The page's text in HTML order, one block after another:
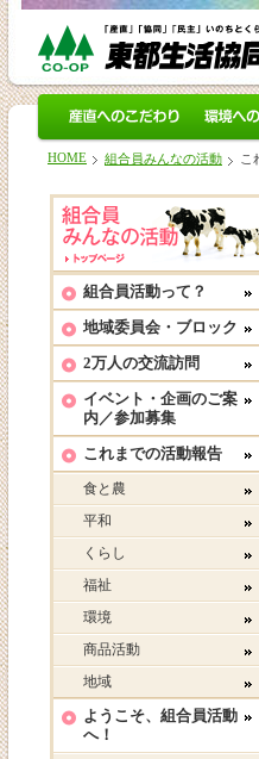
産直へのこだわり 環境への
HOME 組合員みんなの活動 こ
組合員活動って？
地域委員会・ブロック
2万人の交流訪問
イベント・企画のご案
内／参加募集
これまでの活動報告
食と農
平和
くらし
福祉
環境
商品活動
地域
ようこそ、組合員活動
へ！